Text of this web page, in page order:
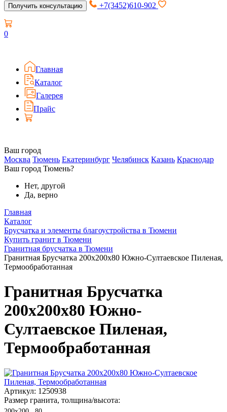
Получить консультацию +7(3452)610-902
0
Главная
Каталог
Галерея
Прайс
Ваш город
Москва Тюмень Екатеринбург Челябинск Казань Краснодар
Ваш город Тюмень?
Нет, другой
Да, верно
Главная
Каталог
Брусчатка и элементы благоустройства в Тюмени
Купить гранит в Тюмени
Гранитная брусчатка в Тюмени
Гранитная Брусчатка 200х200x80 Южно-Султаевское Пиленая,
Термообработанная
Гранитная Брусчатка
200х200x80 Южно-
Султаевское Пиленая,
Термообработанная
Артикул: 1250938
Размер гранита, толщина/высота: